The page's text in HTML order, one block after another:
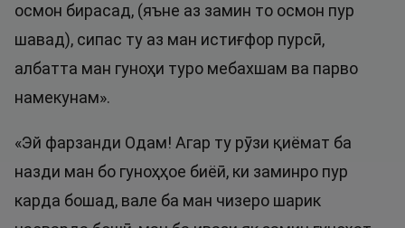
осмон бирасад, (яъне аз замин то осмон пур
шавад), сипас ту аз ман истиғфор пурсӣ,
албатта ман гуноҳи туро мебахшам ва парво
намекунам».
«Эй фарзанди Одам! Агар ту рӯзи қиёмат ба
назди ман бо гуноҳҳое биёӣ, ки заминро пур
карда бошад, вале ба ман чизеро шарик